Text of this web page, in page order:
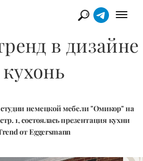
в дизайне
кухонь
немецкой мебели "Омикор" на
1, состоялась презентация кухни
от Eggersmann